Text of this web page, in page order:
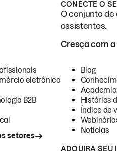
CONECTE O
O conjunto de
assistentes.
eletrônico
B2B
setores
Cresça com a
Blog
Academia
Histórias
Índice de
Notícias
ADQUIRA SEU